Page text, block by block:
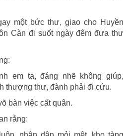
một bức thư, giao cho Huyền
Càn đi suốt ngày đêm đưa thư
em ta, đáng nhẽ không giúp,
thượng thư, đành phải đi cứu.
bàn việc cất quân.
rằng: